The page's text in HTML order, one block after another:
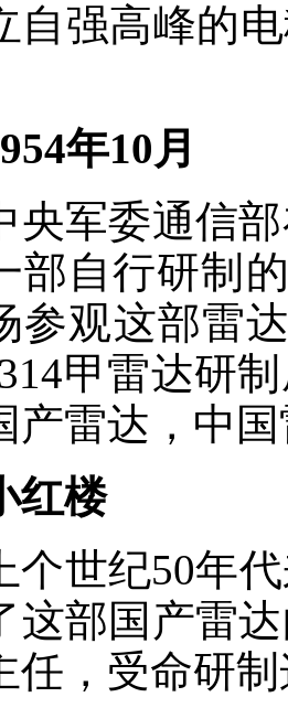
自强高峰的
年10月
委通信部
部自行研制
参观这部雷
甲雷达研
产雷达，中
楼
纪50年代
这部国产雷
任，受命研